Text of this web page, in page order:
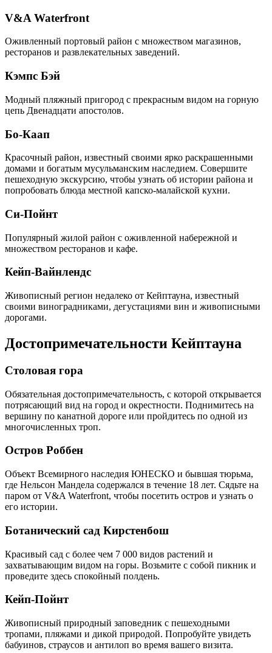
V&A Waterfront
Оживленный портовый район с множеством магазинов,
ресторанов и развлекательных заведений.
Кэмпс Бэй
Модный пляжный пригород с прекрасным видом на горную
цепь Двенадцати апостолов.
Бо-Каап
Красочный район, известный своими ярко раскрашенными
домами и богатым мусульманским наследием. Совершите
пешеходную экскурсию, чтобы узнать об истории района и
попробовать блюда местной капско-малайской кухни.
Си-Пойнт
Популярный жилой район с оживленной набережной и
множеством ресторанов и кафе.
Кейп-Вайнлендс
Живописный регион недалеко от Кейптауна, известный
своими виноградниками, дегустациями вин и живописными
дорогами.
Достопримечательности Кейптауна
Столовая гора
Обязательная достопримечательность, с которой открывается
потрясающий вид на город и окрестности. Поднимитесь на
вершину по канатной дороге или пройдитесь по одной из
многочисленных троп.
Остров Роббен
Объект Всемирного наследия ЮНЕСКО и бывшая тюрьма,
где Нельсон Мандела содержался в течение 18 лет. Сядьте на
паром от V&A Waterfront, чтобы посетить остров и узнать о
его истории.
Ботанический сад Кирстенбош
Красивый сад с более чем 7 000 видов растений и
захватывающим видом на горы. Возьмите с собой пикник и
проведите здесь спокойный полдень.
Кейп-Пойнт
Живописный природный заповедник с пешеходными
тропами, пляжами и дикой природой. Попробуйте увидеть
бабуинов, страусов и антилоп во время вашего визита.